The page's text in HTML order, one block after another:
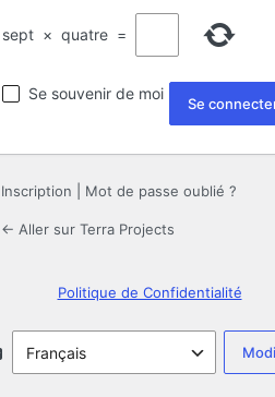
sept × quatre =
Se souvenir de moi
Inscription Mot de passe oublié ?
← Aller sur Terra Projects
Politique de Confidentialité
Langue